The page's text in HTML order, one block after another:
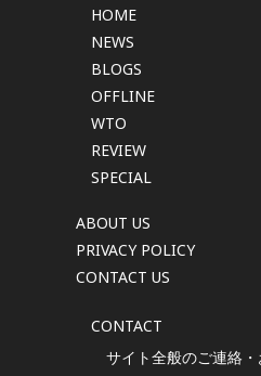
HOME
NEWS
BLOGS
OFFLINE
WTO
REVIEW
SPECIAL
ABOUT US
PRIVACY POLICY
CONTACT US
CONTACT
サイト全般のご連絡